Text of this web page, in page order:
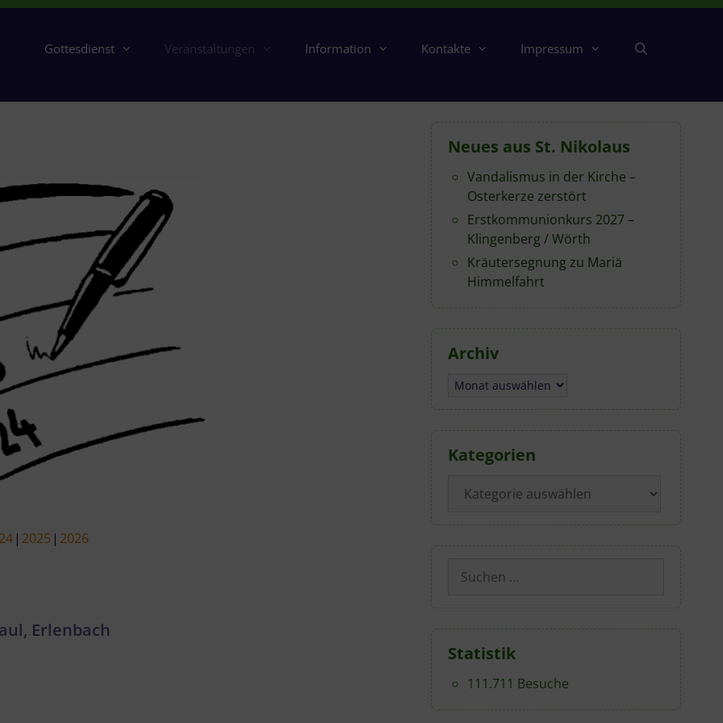
Gottesdienst Veranstaltungen Information Kontakte Impressum
2025 2026
Erlenbach
Neues aus St. Nikolaus
Vandalismus in der Kirche –
Osterkerze zerstört
Erstkommunionkurs 2027 –
Klingenberg / Wörth
Kräutersegnung zu Mariä
Himmelfahrt
Archiv
Archiv
Kategorien
Suchen
nach:
Statistik
111.711 Besuche